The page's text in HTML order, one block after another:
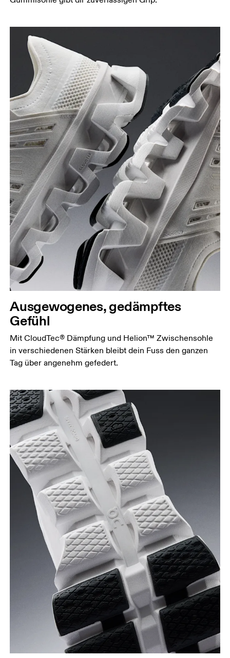
Ausgewogenes, gedämpftes
Gefühl
Mit CloudTec® Dämpfung und Helion™ Zwischensohle
in verschiedenen Stärken bleibt dein Fuss den ganzen
Tag über angenehm gefedert.